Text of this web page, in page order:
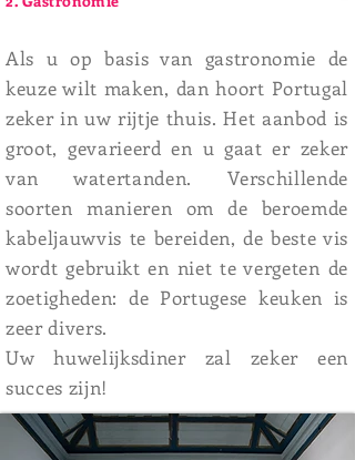
Als u op basis van gastronomie de
keuze wilt maken, dan hoort Portugal
zeker in uw rijtje thuis. Het aanbod is
groot, gevarieerd en u gaat er zeker
van watertanden. Verschillende
soorten manieren om de beroemde
kabeljauwvis te bereiden, de beste vis
wordt gebruikt en niet te vergeten de
zoetigheden: de Portugese keuken is
zeer divers.
Uw huwelijksdiner zal zeker een
succes zijn!